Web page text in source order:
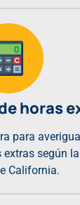
horas
para
extras según
California.